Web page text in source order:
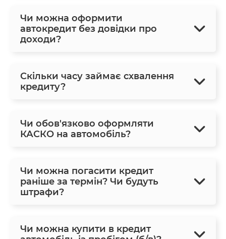
Чи можна оформити
автокредит без довідки про
доходи?
Скільки часу займає схвалення
кредиту?
Чи обов'язково оформляти
КАСКО на автомобіль?
Чи можна погасити кредит
раніше за термін? Чи будуть
штрафи?
Чи можна купити в кредит